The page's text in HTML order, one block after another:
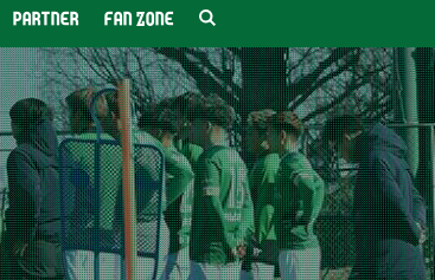
PARTNER FAN ZONE